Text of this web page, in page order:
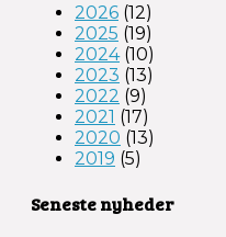
2026 (12)
2025 (19)
2024(10)
2023 (13)
2022 (9)
2021 (17)
2020 (13)
2019 (5)
Seneste nyheder